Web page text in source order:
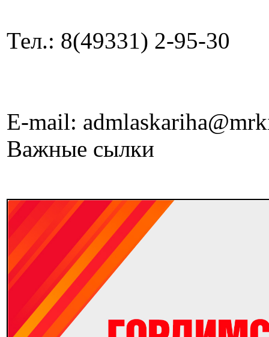
Тел.: 8(49331) 2-95-30
E-mail:
Важные сылки